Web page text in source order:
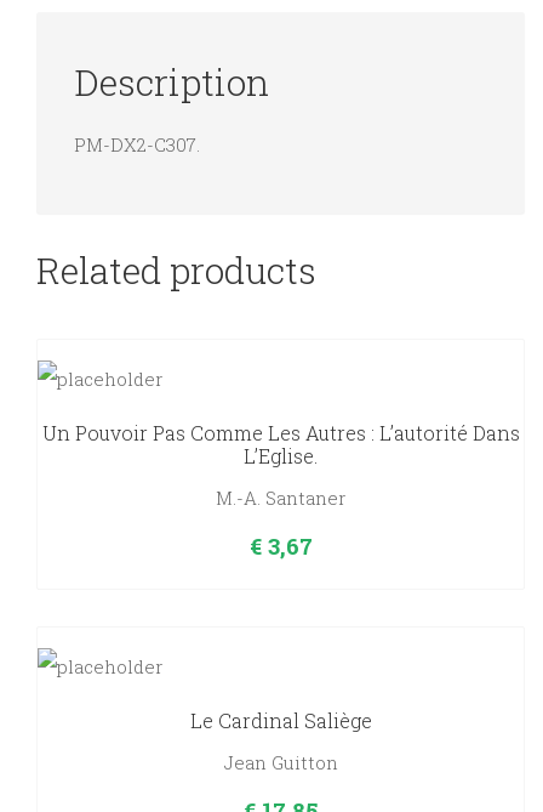
quantity
Description
PM-DX2-C307.
Related products
Un Pouvoir Pas Comme Les Autres : L’autorité Dans
L’Eglise.
M.-A. Santaner
€3,67
Le Cardinal Saliège
Jean Guitton